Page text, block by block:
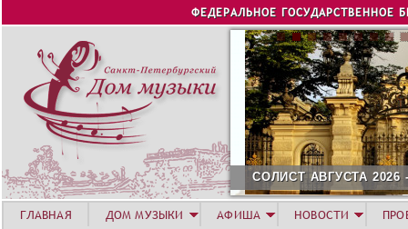
Jump to navigation
ФЕДЕРАЛЬНОЕ ГОСУДАРСТВЕННОЕ
СОЛИСТ АВГУСТА 2026
ГЛАВНАЯ ДОМ МУЗЫКИ АФИША НОВОСТИ